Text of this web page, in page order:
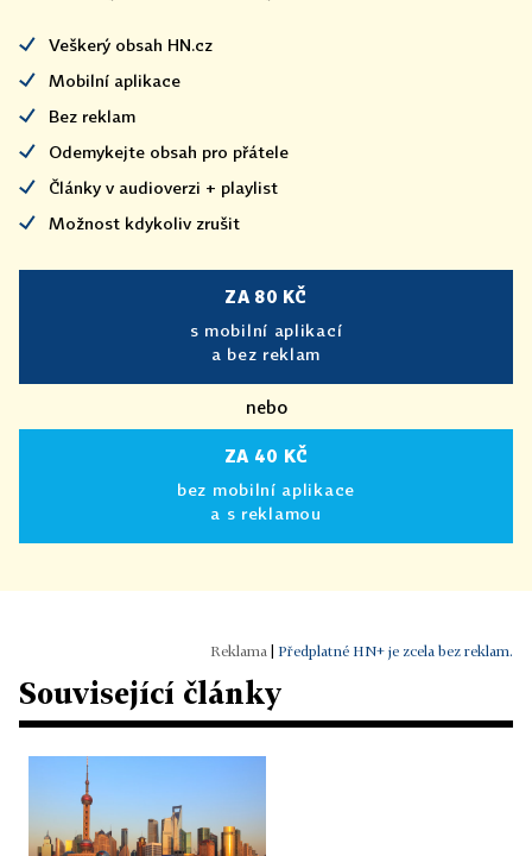
Veškerý obsah HN.cz
Mobilní aplikace
Bez reklam
Odemykejte obsah pro přátele
Články v audioverzi + playlist
Možnost kdykoliv zrušit
ZA 80 KČ
s mobilní aplikací
a bez reklam
nebo
ZA 40 KČ
bez mobilní aplikace
a s reklamou
| Předplatné HN+ je zcela bez reklam.
Související články